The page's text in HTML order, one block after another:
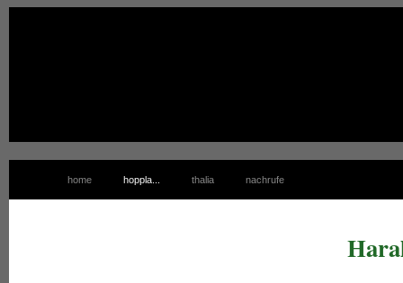
home hoppla... thalia nachrufe